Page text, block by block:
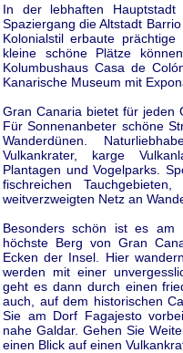
In der lebhaften
Spaziergang die Altstadt
Kolonialstil erbaute
kleine schöne Plätze
Kolumbushaus Casa de
Kanarische Museum mit
Gran Canaria bietet für jeden
Für Sonnenanbeter schöne
Wanderdünen.
Vulkankrater, karge
Plantagen und Vogelparks.
fischreichen
weitverzweigten Netz an
Besonders schön ist es
höchste Berg von Gran
Ecken der Insel. Hier
werden mit einer
geht es dann durch einen
auch, auf dem historischen
Sie am Dorf Fagajesto
nahe Galdar. Gehen Sie
einen Blick auf einen